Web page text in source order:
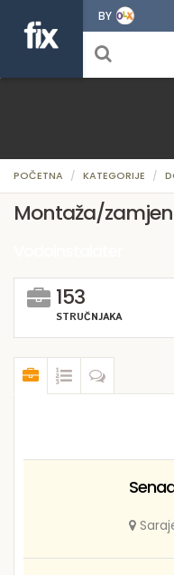
BY
POČETNA KATEGORIJE
Montaža/
153
STRUČNJAKA